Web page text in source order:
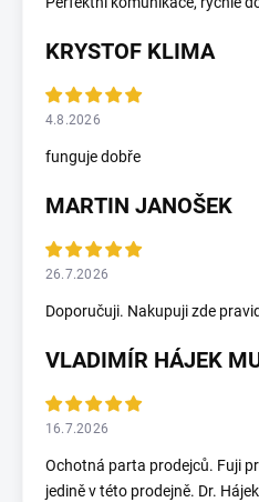
KRYSTOF KLIMA
4.8.2026
funguje dobře
MARTIN JANOŠEK
26.7.2026
Doporučuji. Nakupuji zde
VLADIMÍR HÁJEK
16.7.2026
Ochotná parta prodejců. Fuji
jedině v této prodejně. Dr. Hájek